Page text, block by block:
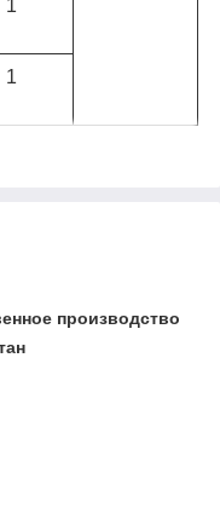
1
1
производство